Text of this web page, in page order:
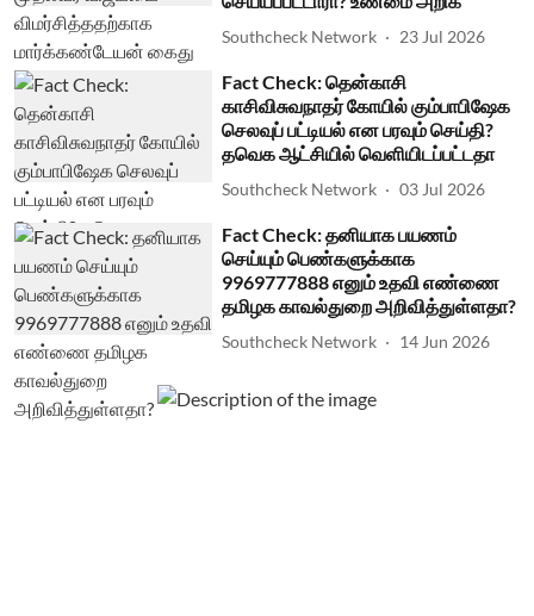
Southcheck Network 23 Jul 2026
Fact Check: தென்காசி
காசிவிசுவநாதர் கோயில் கும்பாபிஷேக
செலவுப் பட்டியல் என பரவும் செய்தி?
தவெக ஆட்சியில் வெளியிடப்பட்டதா
Southcheck Network 03 Jul 2026
Fact Check: தனியாக பயணம்
செய்யும் பெண்களுக்காக
9969777888 எனும் உதவி எண்ணை
தமிழக காவல்துறை அறிவித்துள்ளதா?
Southcheck Network 14 Jun 2026